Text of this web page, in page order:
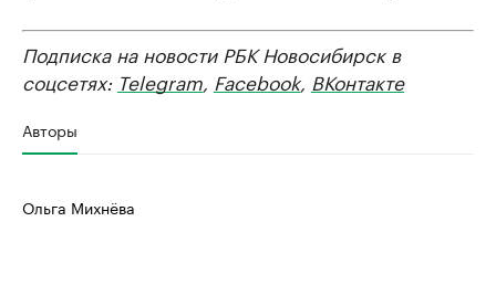
Подписка на новости РБК Новосибирск в
соцсетях: Telegram Facebook, ВКонтакте
Авторы
Ольга Михнёва